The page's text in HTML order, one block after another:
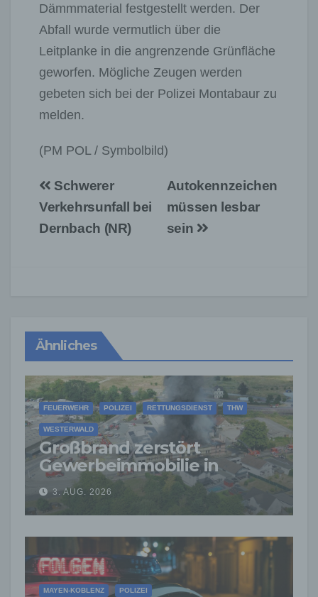
Dämmmaterial festgestellt werden. Der
Abfall wurde vermutlich über die
Leitplanke in die angrenzende Grünfläche
geworfen. Mögliche Zeugen werden
gebeten sich bei der Polizei Montabaur zu
melden.
(PM POL / Symbolbild)
Beitragsnavigation
Autokennzeichen
müssen lesbar
sein
Schwerer
Verkehrsunfall bei
Dernbach (NR)
Ähnliches
FEUERWEHR POLIZEI RETTUNGSDIENST THW
WESTERWALD
Großbrand zerstört
Gewerbeimmobilie in
Siershahn –
Millionenschaden
entstanden
3. AUG. 2026
MAYEN-KOBLENZ POLIZEI